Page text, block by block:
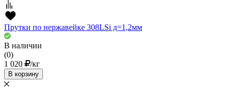
Прутки по нержавейке 308LSi д=1,2мм
В наличии
(0)
1 020
/кг
В корзину